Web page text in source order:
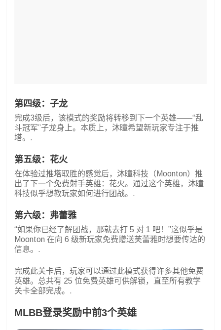
第四级：子龙
完成3级后，该模式的奖励将转移到下一个英雄——“乱
斗冠军”子龙身上。本质上，沐瞳希望新玩家专注于推
塔。.
第五级：花火
在体验过推塔取胜的感觉后，沐瞳科技（Moonton）推
出了下一个免费射手英雄：花火。通过这个英雄，沐瞳
科技似乎想教玩家如何进行团战。.
第六级：弗蕾雅
“如果你已经了解团战，那就去打 5 对 1 吧！”这似乎是
Moonton 在向 6 级新玩家免费赠送芙蕾雅时想要传达的
信息。.
完成此关卡后，玩家可以通过此模式获得许多其他免费
英雄。总共有 25 位免费英雄可供解锁，直至所有教学
关卡全部完成。.
MLBB登录奖励中前3个英雄